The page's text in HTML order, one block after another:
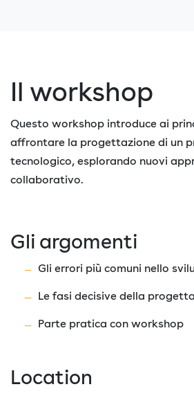
Il workshop
Questo workshop introduce ai
affrontare la progettazione di un
tecnologico, esplorando nuovi
collaborativo.
Gli argomenti
Gli errori più comuni nello
Le fasi decisive della
Parte pratica con workshop
Location